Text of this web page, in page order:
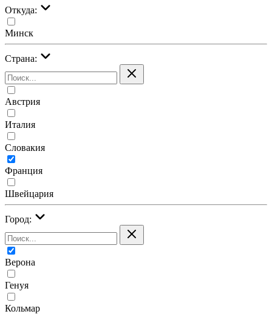
Откуда:
Минск
Страна:
Австрия
Италия
Словакия
Франция
Швейцария
Город:
Верона
Генуя
Кольмар